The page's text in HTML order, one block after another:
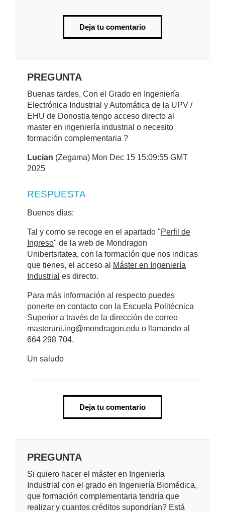
Deja tu comentario
PREGUNTA
Buenas tardes, Con el Grado en Ingeniería
Electrónica Industrial y Automática de la UPV /
EHU de Donostia tengo acceso directo al
master en ingeniería industrial o necesito
formación complementaria ?
Lucian (Zegama) Mon Dec 15 15:09:55 GMT
2025
RESPUESTA
Buenos días:
Tal y como se recoge en el apartado "Perfil de
Ingreso" de la web de Mondragon
Unibertsitatea, con la formación que nos indicas
que tienes, el acceso al
Máster en Ingeniería
Industrial es directo.
Para más información al respecto puedes
ponerte en contacto con la Escuela Politécnica
Superior a través de la dirección de correo
masteruni.ing@mondragon.edu o llamando al
664 298 704.
Un saludo
Deja tu comentario
PREGUNTA
Si quiero hacer el máster en Ingeniería
Industrial con el grado en Ingeniería Biomédica,
que formación complementaria tendría que
realizar y cuantos créditos supondrían? Está